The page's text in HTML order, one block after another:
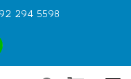
294 5598